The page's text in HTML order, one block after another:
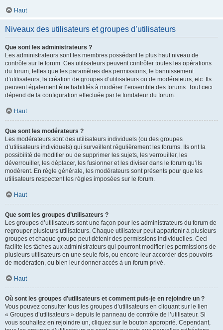
Haut
Niveaux des utilisateurs et groupes d’utilisateurs
Que sont les administrateurs ?
Les administrateurs sont les membres possédant le plus haut niveau de
contrôle sur le forum. Ces utilisateurs peuvent contrôler toutes les opérations
du forum, telles que les paramètres des permissions, le bannissement
d’utilisateurs, la création de groupes d’utilisateurs ou de modérateurs, etc. Ils
peuvent également être habilités à modérer l’ensemble des forums. Tout ceci
dépend de la configuration effectuée par le fondateur du forum.
Haut
Que sont les modérateurs ?
Les modérateurs sont des utilisateurs individuels (ou des groupes
d’utilisateurs individuels) qui surveillent régulièrement les forums. Ils ont la
possibilité de modifier ou de supprimer les sujets, les verrouiller, les
déverrouiller, les déplacer, les fusionner et les diviser dans le forum qu’ils
modèrent. En règle générale, les modérateurs sont présents pour que les
utilisateurs respectent les règles imposées sur le forum.
Haut
Que sont les groupes d’utilisateurs ?
Les groupes d’utilisateurs sont une façon pour les administrateurs du forum de
regrouper plusieurs utilisateurs. Chaque utilisateur peut appartenir à plusieurs
groupes et chaque groupe peut détenir des permissions individuelles. Ceci
facilite les tâches aux administrateurs qui pourront modifier les permissions de
plusieurs utilisateurs en une seule fois, ou encore leur accorder des pouvoirs
de modération, ou bien leur donner accès à un forum privé.
Haut
Où sont les groupes d’utilisateurs et comment puis-je en rejoindre un ?
Vous pouvez consulter tous les groupes d’utilisateurs en cliquant sur le lien
« Groupes d’utilisateurs » depuis le panneau de contrôle de l’utilisateur. Si
vous souhaitez en rejoindre un, cliquez sur le bouton approprié. Cependant,